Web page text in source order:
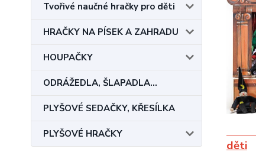
Tvořivé naučné hračky pro děti
HRAČKY NA PÍSEK A ZAHRADU
HOUPAČKY
ODRÁŽEDLA, ŠLAPADLA...
PLYŠOVÉ SEDAČKY, KŘESÍLKA
PLYŠOVÉ HRAČKY
děti